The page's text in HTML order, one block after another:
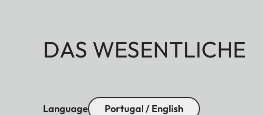
DAS WESENTLICHE
Language Portugal / English